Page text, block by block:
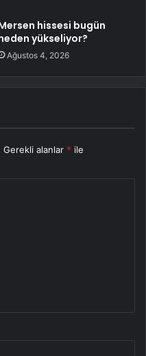
hissesi bugün
yükseliyor?
Ağustos 4, 2026
Gerekli alanlar * ile